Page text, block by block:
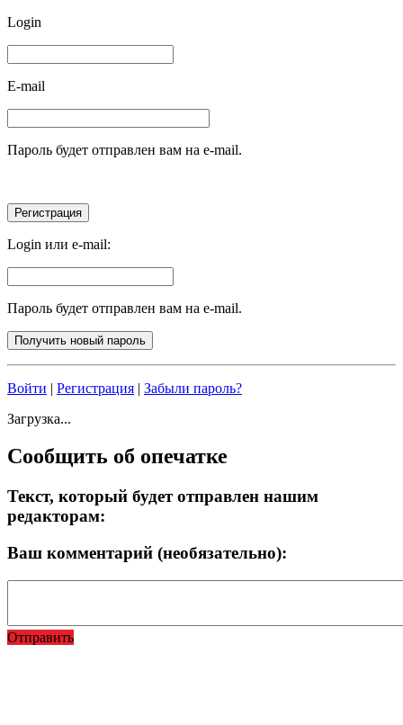
Login
E-mail
Пароль будет отправлен вам на e-mail.
Login или e-mail:
Пароль будет отправлен вам на e-mail.
Войти | Регистрация | Забыли пароль?
Загрузка...
Сообщить об опечатке
Текст, который будет отправлен нашим
редакторам:
Ваш комментарий (необязательно):
Отправить